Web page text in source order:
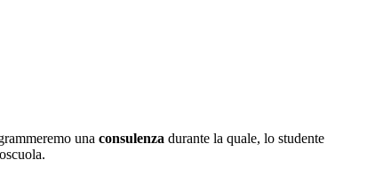
una consulenza durante la quale, lo studente